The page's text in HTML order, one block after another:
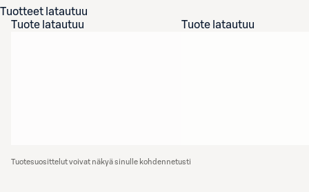
Tuotteet latautuu
Tuote latautuu
Tuote latautuu
Tuotesuosittelut voivat näkyä sinulle kohdennetusti